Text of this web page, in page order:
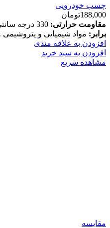
چسب خودرویی
188,000تومان
مقاومت حرارتی: 330 درجه سانتی گراد
برابر: مواد شیمیایی و
افزودن به علاقه مندی
افزودن به سبد خرید
مشاهده سریع
مقایسه